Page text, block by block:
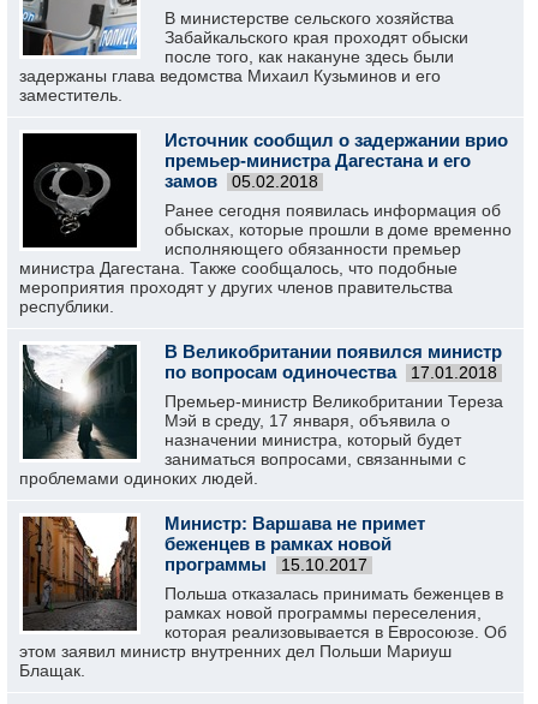
В министерстве сельского хозяйства
Забайкальского края проходят обыски
после того, как накануне здесь были
задержаны глава ведомства Михаил Кузьминов и его
заместитель.
Источник сообщил о задержании врио
премьер-министра Дагестана и его
замов
05.02.2018
Ранее сегодня появилась информация об
обысках, которые прошли в доме временно
исполняющего обязанности премьер
министра Дагестана. Также сообщалось, что подобные
мероприятия проходят у других членов правительства
республики.
В Великобритании появился министр
по вопросам одиночества
17.01.2018
Премьер-министр Великобритании Тереза
Мэй в среду, 17 января, объявила о
назначении министра, который будет
заниматься вопросами, связанными с
проблемами одиноких людей.
Министр: Варшава не примет
беженцев в рамках новой
программы
15.10.2017
Польша отказалась принимать беженцев в
рамках новой программы переселения,
которая реализовывается в Евросоюзе. Об
этом заявил министр внутренних дел Польши Мариуш
Блащак.